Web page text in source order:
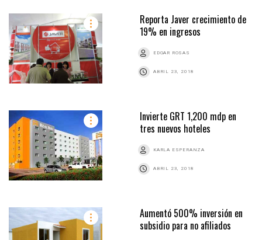
Reporta Javer crecimiento de
19% en ingresos
EDGAR ROSAS
ABRIL 23, 2018
Invierte GRT 1,200 mdp en
tres nuevos hoteles
KARLA ESPERANZA
ABRIL 23, 2018
Aumentó 500% inversión en
subsidio para no afiliados